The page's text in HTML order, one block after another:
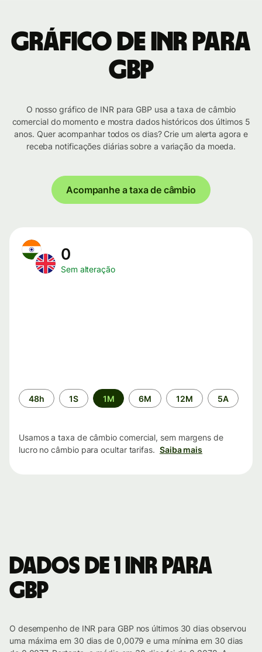
Gráfico de INR para
GBP
O nosso gráfico de INR para GBP usa a taxa de câmbio
comercial do momento e mostra dados históricos dos últimos 5
anos. Quer acompanhar todos os dias? Crie um alerta agora e
receba notificações diárias sobre a variação da moeda.
Acompanhe a taxa de câmbio
0
Sem alteração
Período
de
48h 1S 1M 6M 12M 5A
Usamos a taxa de câmbio comercial, sem margens de
lucro no câmbio para ocultar tarifas. Saiba mais
Dados de 1 INR para
GBP
O desempenho de INR para GBP nos últimos 30 dias observou
uma máxima em 30 dias de 0,0079 e uma mínima em 30 dias